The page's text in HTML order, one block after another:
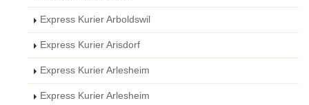
Express Kurier Arboldswil
Express Kurier Arisdorf
Express Kurier Arlesheim
Express Kurier Arlesheim